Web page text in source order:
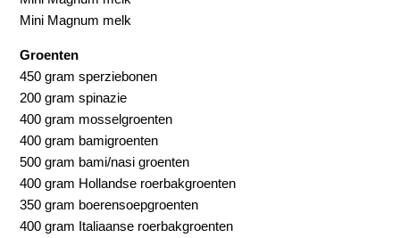
Mini Magnum melk
Groenten
450 gram sperziebonen
200 gram spinazie
400 gram mosselgroenten
400 gram bamigroenten
500 gram bami/nasi groenten
400 gram Hollandse roerbakgroenten
350 gram boerensoepgroenten
400 gram Italiaanse roerbakgroenten